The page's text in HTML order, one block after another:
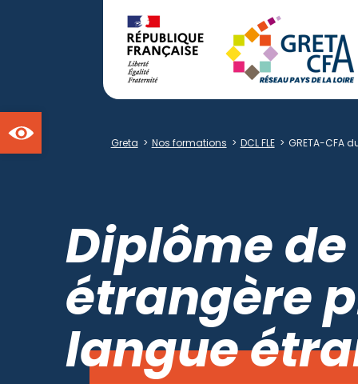
Greta > Nos formations > DCL FLE > GRETA-CFA
Diplôme
étrangère
langue
Ouvrir la barre d'outils